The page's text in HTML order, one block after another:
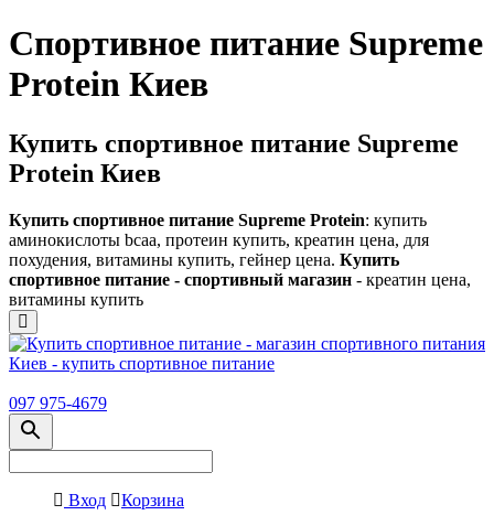
Спортивное питание Supreme
Protein Киев
Купить спортивное питание Supreme
Protein Киев
Купить спортивное питание Supreme Protein: купить
аминокислоты bcaa, протеин купить, креатин цена, для
похудения, витамины купить, гейнер цена. Купить
спортивное питание - спортивный магазин - креатин цена,
витамины купить
097 975-4679
Вход
Корзина